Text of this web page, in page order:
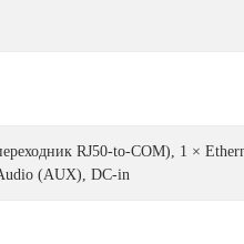
RJ50-to-COM), 1 ×
(AUX), DC-in